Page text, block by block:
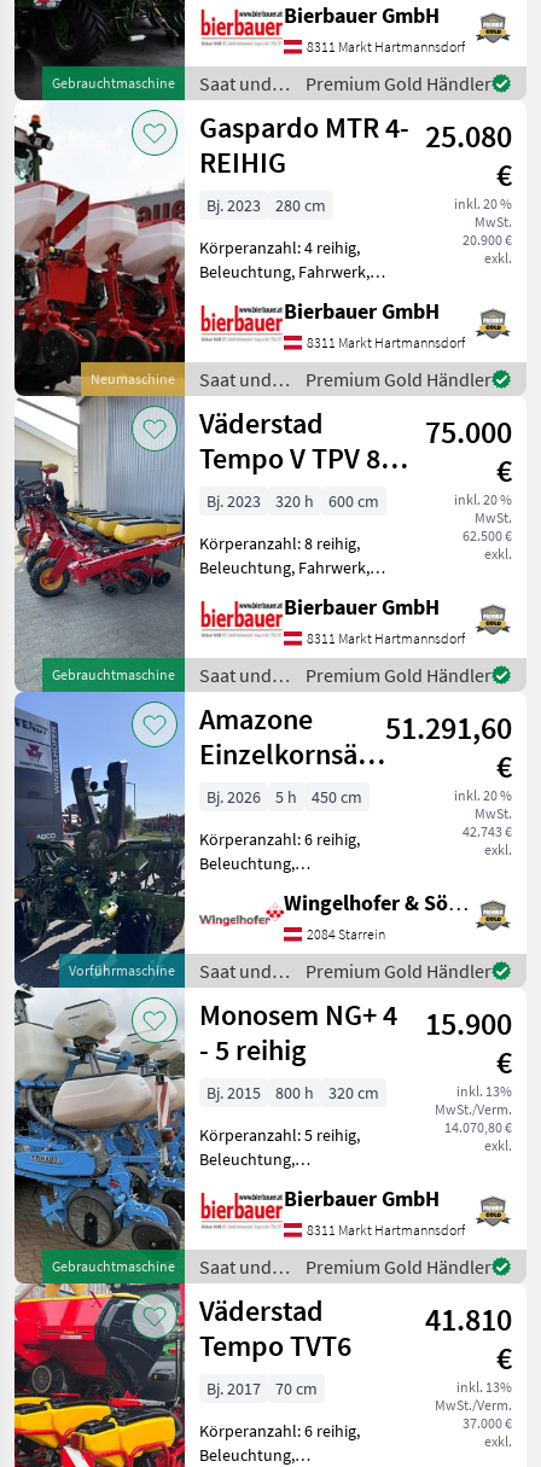
Gebrauchtmaschine
Gummidruckrollen, Mais,
pneumatisch,
Reihendüngerstreuer,
elektr. Überwachung Die
Maschine befindet sich in
ein
Bierbauer GmbH
8311 Markt Hartmannsdorf
Saat und
Pflege /
Amazone
Premium Gold Händler
Neumaschine
Gaspardo MTR 4-
REIHIG
25.080
€
inkl. 20 %
MwSt.
20.900 €
exkl.
Bj. 2023
280 cm
Körperanzahl: 4 reihig,
Beleuchtung, Fahrwerk,
Gummidruckrollen, Mais,
pneumatisch,
Reihendüngerstreuer,
elektr. Überwachung Neue
Einzelkornsähmaschine zu
ver
Bierbauer GmbH
8311 Markt Hartmannsdorf
Saat und
Pflege /
Gaspardo
Premium Gold Händler
Gebrauchtmaschine
Väderstad
Tempo V TPV 8 –
Einzelkornsämaschine
75.000
€
inkl. 20 %
MwSt.
62.500 €
exkl.
Bj. 2023 320 h
600 cm
Körperanzahl: 8 reihig,
Beleuchtung, Fahrwerk,
Gummidruckrollen, Mais,
pneumatisch, elektr.
Überwachung 8-reihige
Einzelkornsämaschine
Herkunftsland: Schwed
Bierbauer GmbH
8311 Markt Hartmannsdorf
Saat und
Pflege /
Väderstad
Premium Gold Händler
Vorführmaschine
Amazone
Einzelkornsämaschine
Precea 4500-2
51.291,60
€
inkl. 20 %
MwSt.
42.743 €
exkl.
Bj. 2026 5 h
450 cm
Körperanzahl: 6 reihig,
Beleuchtung,
Überwachung
Vorführmaschine mit ca. 20
Hektar - Precea 4500-2
Super variabel -
Teleskopierbarer Rahmen
Wingelhofer & Söhne GmbH
2084 Starrein
Saat und
Pflege /
Amazone
Premium Gold Händler
Gebrauchtmaschine
Monosem NG+ 4
- 5 reihig
15.900
€
inkl. 13%
MwSt./Verm.
14.070,80 €
exkl.
Bj. 2015 800 h
320 cm
Körperanzahl: 5 reihig,
Beleuchtung,
pneumatisch,
Reihendüngerstreuer,
elektr. Überwachung
Schöne Monosem
Einzelkorn zu verkaufen! 5-
reihig, Dünger
Bierbauer GmbH
8311 Markt Hartmannsdorf
Saat und
Pflege /
Monosem
Premium Gold Händler
Väderstad
Tempo TVT6
41.810
€
inkl. 13%
MwSt./Verm.
37.000 €
exkl.
Bj. 2017
70 cm
Körperanzahl: 6 reihig,
Beleuchtung,